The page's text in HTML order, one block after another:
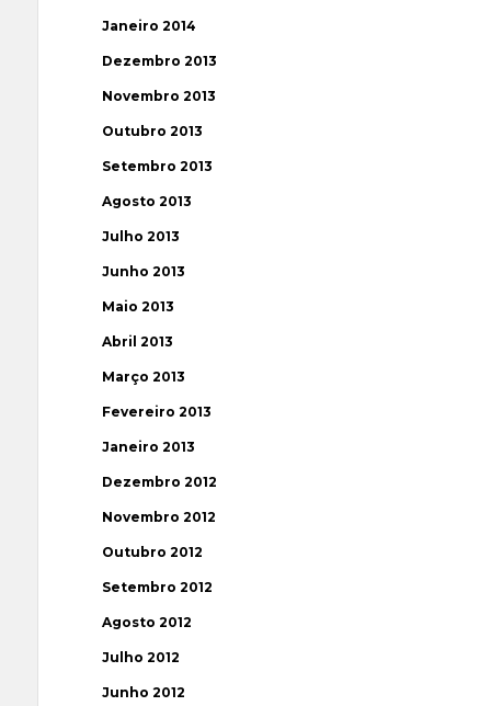
Janeiro 2014
Dezembro 2013
Novembro 2013
Outubro 2013
Setembro 2013
Agosto 2013
Julho 2013
Junho 2013
Maio 2013
Abril 2013
Março 2013
Fevereiro 2013
Janeiro 2013
Dezembro 2012
Novembro 2012
Outubro 2012
Setembro 2012
Agosto 2012
Julho 2012
Junho 2012